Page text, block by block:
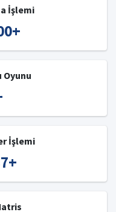
İşlemi
+
Oyunu
İşlemi
+